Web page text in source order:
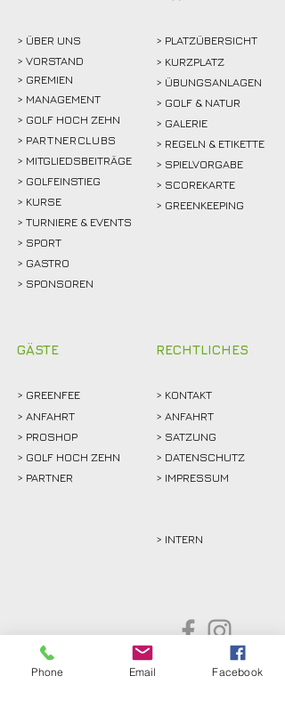
> ÜBER UNS
> VORSTAND
> GREMIEN
> MANAGEMENT
> GOLF HOCH ZEHN
> PARTNERCLUBS
> MITGLIEDSBEITRÄGE
> GOLFEINSTIEG
> KURSE
> TURNIERE & EVENTS
> SPORT
> GASTRO
> SPONSOREN
GÄSTE
> GREENFEE
> ANFAHRT
> PROSHOP
> GOLF HOCH ZEHN
> PARTNER
> PLATZÜBERSICHT
> KURZPLATZ
> ÜBUNGSANLAGEN
> GOLF & NATUR
> GALERIE
> REGELN & ETIKETTE
> SPIELVORGABE
> SCOREKARTE
> GREENKEEPING
RECHTLICHES
> KONTAKT
> ANFAHRT
> SATZUNG
> DATENSCHUTZ
> IMPRESSUM
> INTERN
Phone Email Facebook